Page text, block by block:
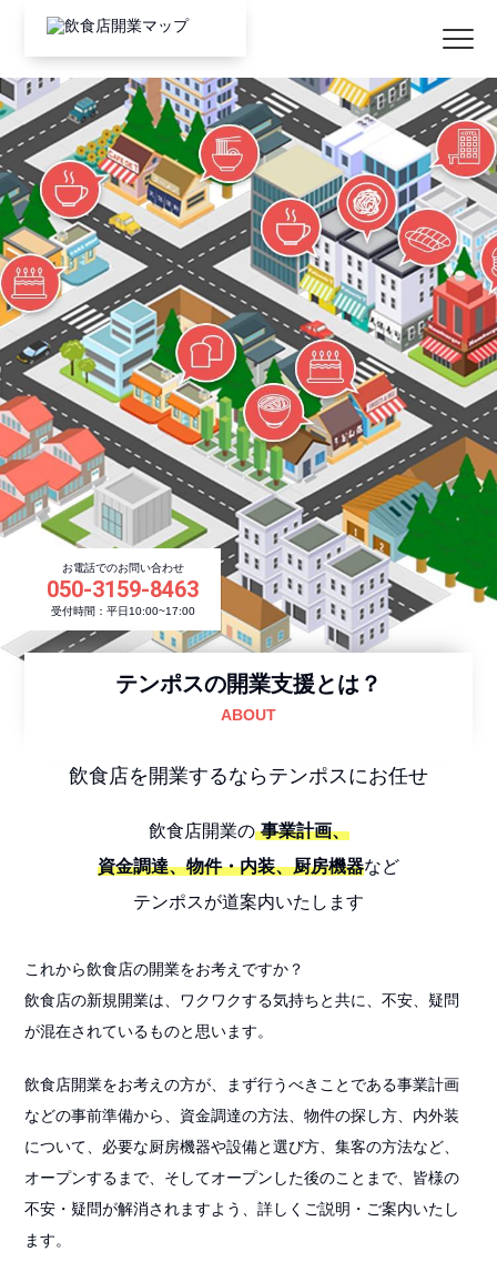
お電話でのお問い合わせ
050-3159-8463
受付時間：平日10:00~17:00
テンポスの開業支援とは？
ABOUT
飲食店を開業するならテンポスにお任せ
飲食店開業の 事業計画、
資金調達、物件・内装、厨房機器など
テンポスが道案内いたします
これから飲食店の開業をお考えですか？
飲食店の新規開業は、ワクワクする気持ちと共に、不安、疑問
が混在されているものと思います。
飲食店開業をお考えの方が、まず行うべきことである事業計画
などの事前準備から、資金調達の方法、物件の探し方、内外装
について、必要な厨房機器や設備と選び方、集客の方法など、
オープンするまで、そしてオープンした後のことまで、皆様の
不安・疑問が解消されますよう、詳しくご説明・ご案内いたし
ます。